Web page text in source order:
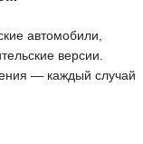
автомобили,
версии.
— каждый случай